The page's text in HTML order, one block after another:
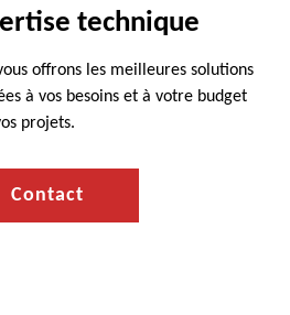
technique
offrons les meilleures solutions
à vos besoins et à votre budget
projets.
Contact